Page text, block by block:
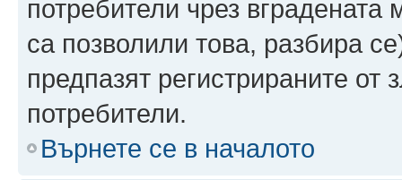
потребители чрез
са позволили това, разбира
предпазят регистрираните от
потребители.
Върнете се в началото